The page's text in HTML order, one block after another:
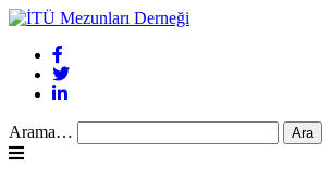
Arama…